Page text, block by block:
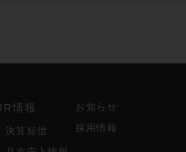
IR情報
決算短信
お知らせ
採用情報